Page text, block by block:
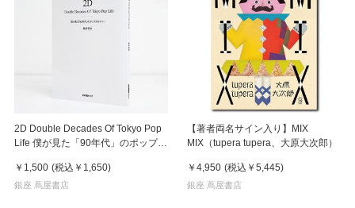
2D Double Decades Of Tokyo Pop
Life 僕が見た「90年代」のポップカ
￥1,500 (税込 ￥1,650)
銀座 蔦屋書店
【著者両名サイン入り】MIX
MIX（tupera tupera、大原大次郎）
￥4,950 (税込 ￥5,445)
銀座 蔦屋書店